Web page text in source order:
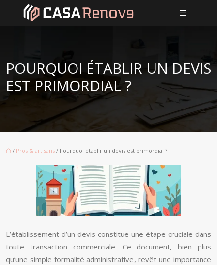
POURQUOI ÉTABLIR UN DEVIS
EST PRIMORDIAL ?
/ Pros & artisans / Pourquoi établir un devis est primordial ?
L’établissement d’un devis constitue une étape cruciale dans
toute transaction commerciale. Ce document, bien plus
qu’une simple formalité administrative, revêt une importance